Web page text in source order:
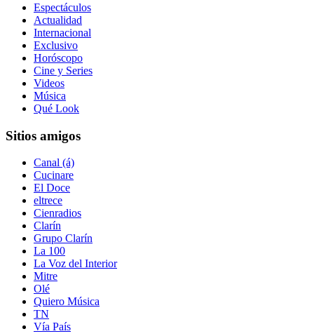
Espectáculos
Actualidad
Internacional
Exclusivo
Horóscopo
Cine y Series
Videos
Música
Qué Look
Sitios amigos
Canal (á)
Cucinare
El Doce
eltrece
Cienradios
Clarín
Grupo Clarín
La 100
La Voz del Interior
Mitre
Olé
Quiero Música
TN
Vía País